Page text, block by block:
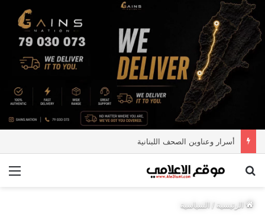
أسرار وعناوين الصحف اللبنانية
بحث عن
الرئيسية/ السياسية